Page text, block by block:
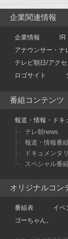
企業関連情報
企業情報 IR
アナウンサー・ナ
テレビ朝日/アク
ロゴサイト
番組コンテンツ
報道・情報・ドキ
テレ朝news
報道・情報番組
ドキュメンタ
スペシャル番組
オリジナルコン
番組表 イベ
ゴーちゃん。